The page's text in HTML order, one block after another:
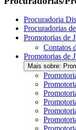
Procuradoria
Procuradorias
Promotorias de
Contatos
Promotorias de
Mais sobre: